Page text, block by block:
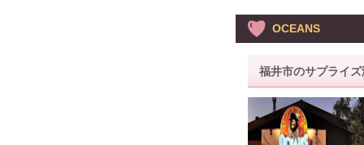
OCEANS
福井市のサプライ